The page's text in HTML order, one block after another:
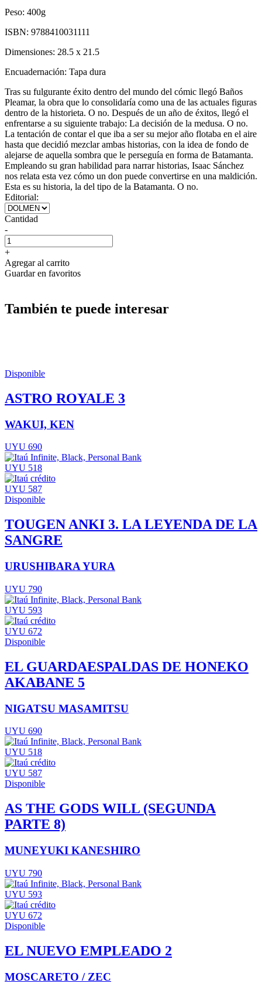
Peso: 400g
ISBN: 9788410031111
Dimensiones: 28.5 x 21.5
Encuadernación: Tapa dura
Tras su fulgurante éxito dentro del mundo del cómic llegó Baños
Pleamar, la obra que lo consolidaría como una de las actuales figuras
dentro de la historieta. O no. Después de un año de éxitos, llegó el
enfrentarse a su siguiente trabajo: La decisión de la medusa. O no.
La tentación de contar el que iba a ser su mejor año flotaba en el aire
hasta que decidió mezclar ambas historias, con la idea de fondo de
alejarse de aquella sombra que le perseguía en forma de Batamanta.
Empleando su gran habilidad para narrar historias, Isaac Sánchez
nos relata esta vez cómo un don puede convertirse en una maldición.
Esta es su historia, la del tipo de la Batamanta. O no.
Editorial:
Cantidad
-
+
Agregar al carrito
Guardar en favoritos
También te puede interesar
Disponible
ASTRO ROYALE 3
WAKUI, KEN
UYU 690
UYU 518
UYU 587
Disponible
TOUGEN ANKI 3. LA LEYENDA DE LA
SANGRE
URUSHIBARA YURA
UYU 790
UYU 593
UYU 672
Disponible
EL GUARDAESPALDAS DE HONEKO
AKABANE 5
NIGATSU MASAMITSU
UYU 690
UYU 518
UYU 587
Disponible
AS THE GODS WILL (SEGUNDA
PARTE 8)
MUNEYUKI KANESHIRO
UYU 790
UYU 593
UYU 672
Disponible
EL NUEVO EMPLEADO 2
MOSCARETO / ZEC